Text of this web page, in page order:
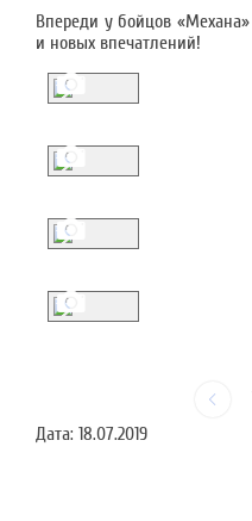
Впереди у бойцов
и новых впечатлений!
Дата: 18.07.2019